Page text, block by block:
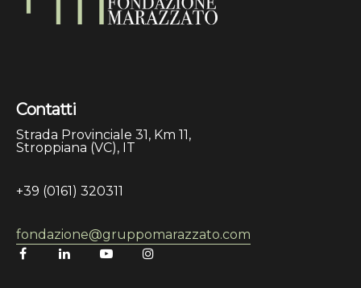
Contatti
Strada Provinciale 31, Km 11,
Stroppiana (VC), IT
+39 (0161) 320311
fondazione@gruppomarazzato.com